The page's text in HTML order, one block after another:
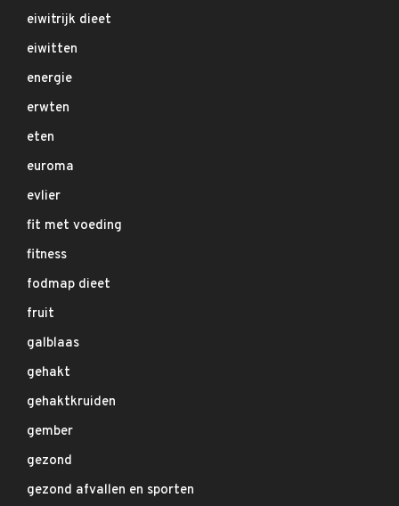
eiwitrijk dieet
eiwitten
energie
erwten
eten
euroma
evlier
fit met voeding
fitness
fodmap dieet
fruit
galblaas
gehakt
gehaktkruiden
gember
gezond
gezond afvallen en sporten